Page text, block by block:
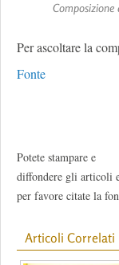
Per ascoltare la
Fonte
Potete stampare e
diffondere gli articoli
per favore citate la
Articoli Correlati